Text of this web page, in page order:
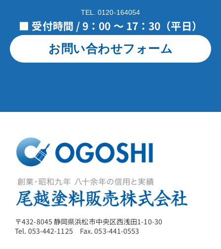
TEL. 0120-164054
■ 受付時間 / 9：00 ～ 17：30（平日）
お問い合わせフォーム
〒432-8045 静岡県浜松市中央区西浅田1-10-30
Tel. 053-442-1125 Fax. 053-441-0553